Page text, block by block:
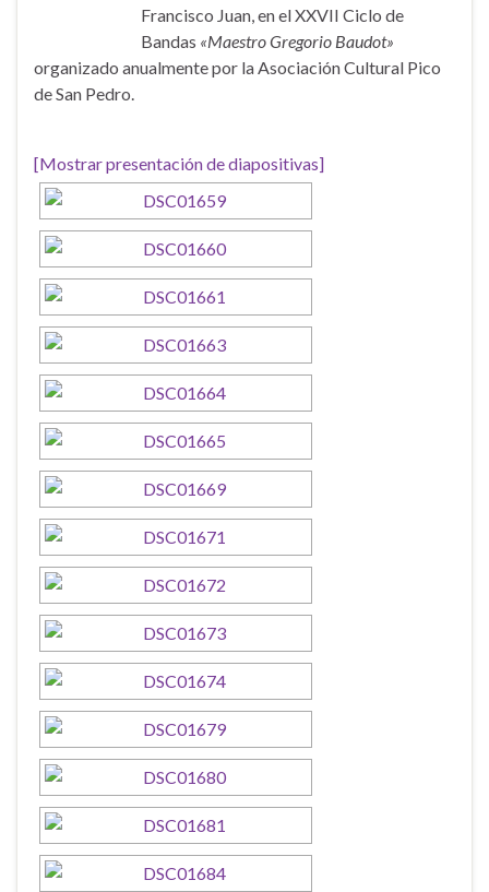
Francisco Juan, en el XXVII Ciclo de
Bandas «Maestro Gregorio Baudot»
organizado anualmente por la Asociación Cultural Pico
de San Pedro.
[Mostrar presentación de diapositivas]